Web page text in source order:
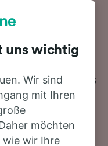
nach Prag
richtig!
Verbindung 6
langen Strecke
Tag. Es ist kein
Züge auf dieser
uns wichtig
Wir sind
mit Ihren
möchten
wir Ihre